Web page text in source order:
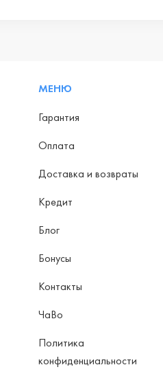
МЕНЮ
Гарантия
Оплата
Доставка и возвраты
Кредит
Блог
Бонусы
Контакты
ЧаВо
Политика
конфиденциальности